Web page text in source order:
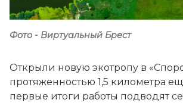
Фото - Виртуальный Брест
Открыли новую экотропу в
протяженностью 1,5 километра
первые итоги работы подводят